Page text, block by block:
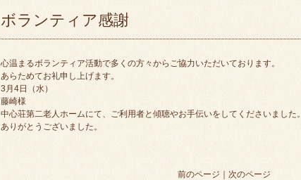
ボランティア感謝
心温まるボランティア活動で多くの方々からご協力いただいております。
あらためてお礼申し上げます。
3月4日（水）
藤崎様
中心荘第二老人ホームにて、ご利用者と傾聴やお手伝いをしてくださいました。
ありがとうございました。
前のページ 次のページ